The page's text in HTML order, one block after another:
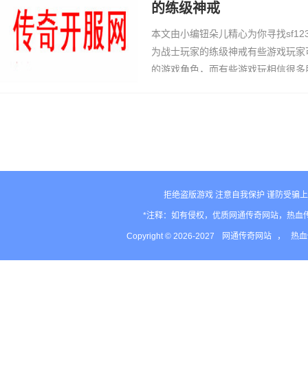
的练级神戒
本文由小编钮朵儿精心为你寻找
为战士玩家的练级神戒有些游戏玩
的游戏角色，而有些游戏玩相信很
拒绝盗版游戏 注意自我保护 谨防受骗
*注释：如有侵权，优质网通传奇网站，热
Copyright © 2026-2027 网通传奇网站 ， 热